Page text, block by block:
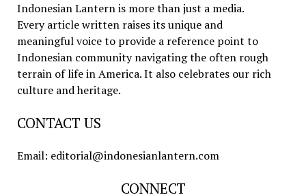
Indonesian Lantern is more than just a media.
Every article written raises its unique and
meaningful voice to provide a reference point to
Indonesian community navigating the often rough
terrain of life in America. It also celebrates our rich
culture and heritage.
CONTACT US
Email: editorial@indonesianlantern.com
CONNECT